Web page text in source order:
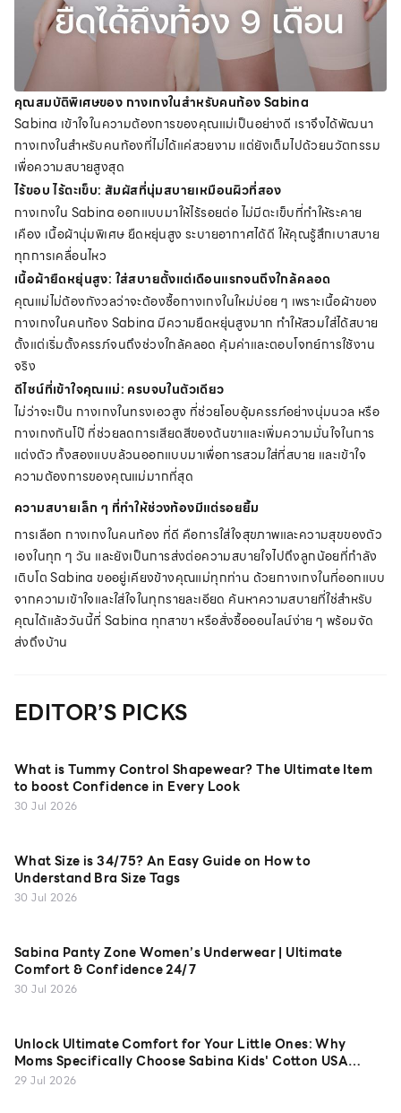
คุณสมบัติพิเศษของ กางเกงในสำหรับคนท้อง Sabina
Sabina เข้าใจในความต้องการของคุณแม่เป็นอย่างดี เราจึงได้พัฒนา
กางเกงในสำหรับคนท้องที่ไม่ได้แค่สวยงาม แต่ยังเต็มไปด้วยนวัตกรรม
เพื่อความสบายสูงสุด
ไร้ขอบ ไร้ตะเข็บ: สัมผัสที่นุ่มสบายเหมือนผิวที่สอง
กางเกงใน Sabina ออกแบบมาให้ไร้รอยต่อ ไม่มีตะเข็บที่ทำให้ระคาย
เคือง เนื้อผ้านุ่มพิเศษ ยืดหยุ่นสูง ระบายอากาศได้ดี ให้คุณรู้สึกเบาสบาย
ทุกการเคลื่อนไหว
เนื้อผ้ายืดหยุ่นสูง: ใส่สบายตั้งแต่เดือนแรกจนถึงใกล้คลอด
คุณแม่ไม่ต้องกังวลว่าจะต้องซื้อกางเกงในใหม่บ่อย ๆ เพราะเนื้อผ้าของ
กางเกงในคนท้อง Sabina มีความยืดหยุ่นสูงมาก ทำให้สวมใส่ได้สบาย
ตั้งแต่เริ่มตั้งครรภ์จนถึงช่วงใกล้คลอด คุ้มค่าและตอบโจทย์การใช้งาน
จริง
ดีไซน์ที่เข้าใจคุณแม่: ครบจบในตัวเดียว
ไม่ว่าจะเป็น กางเกงในทรงเอวสูง ที่ช่วยโอบอุ้มครรภ์อย่างนุ่มนวล หรือ
กางเกงกันโป๊ ที่ช่วยลดการเสียดสีของต้นขาและเพิ่มความมั่นใจในการ
แต่งตัว ทั้งสองแบบล้วนออกแบบมาเพื่อการสวมใส่ที่สบาย และเข้าใจ
ความต้องการของคุณแม่มากที่สุด
ความสบายเล็ก ๆ ที่ทำให้ช่วงท้องมีแต่รอยยิ้ม
การเลือก กางเกงในคนท้อง ที่ดี คือการใส่ใจสุขภาพและความสุขของตัว
เองในทุก ๆ วัน และยังเป็นการส่งต่อความสบายใจไปถึงลูกน้อยที่กำลัง
เติบโต Sabina ขออยู่เคียงข้างคุณแม่ทุกท่าน ด้วยกางเกงในที่ออกแบบ
จากความเข้าใจและใส่ใจในทุกรายละเอียด ค้นหาความสบายที่ใช่สำหรับ
คุณได้แล้ววันนี้ที่ Sabina ทุกสาขาหรือสั่งซื้อออนไลน์ง่าย ๆ พร้อมจัด
ส่งถึงบ้าน
EDITOR’S PICKS
What is Tummy Control Shapewear? The Ultimate Item
to boost Confidence in Every Look
30 Jul 2026
What Size is 34/75? An Easy Guide on How to
Understand Bra Size Tags
30 Jul 2026
Sabina Panty Zone Women’s Underwear | Ultimate
Comfort & Confidence 24/7
30 Jul 2026
Unlock Ultimate Comfort for Your Little Ones: Why
Moms Specifically Choose Sabina Kids' Cotton USA
Camisoles
29 Jul 2026